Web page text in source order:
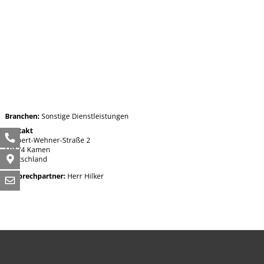
Branchen: Sonstige Dienstleistungen
Kontakt
Herbert-Wehner-Straße 2
59174 Kamen
Deutschland
Ansprechpartner: Herr Hilker